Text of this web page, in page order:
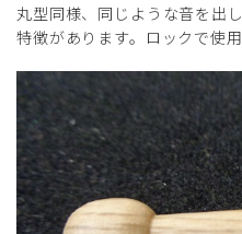
丸型同様、同じような音を出
特徴があります。ロックで使